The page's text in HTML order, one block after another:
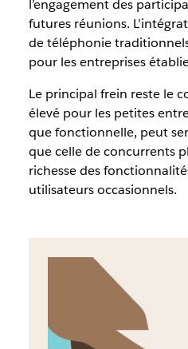
l’engagement des
futures réunions.
de téléphonie
pour les entreprises
Le principal frein reste le
élevé pour les petites
que fonctionnelle, peut
que celle de concurrents
richesse des
utilisateurs occasionnels.